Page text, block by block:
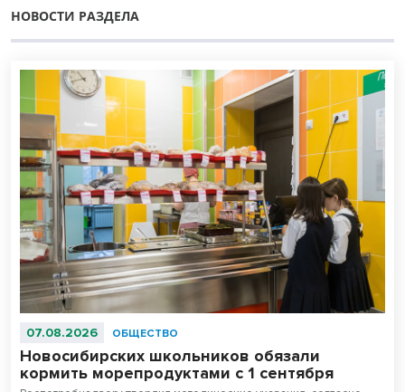
НОВОСТИ РАЗДЕЛА
07.08.2026 ОБЩЕСТВО
Новосибирских школьников обязали
кормить морепродуктами с 1 сентября